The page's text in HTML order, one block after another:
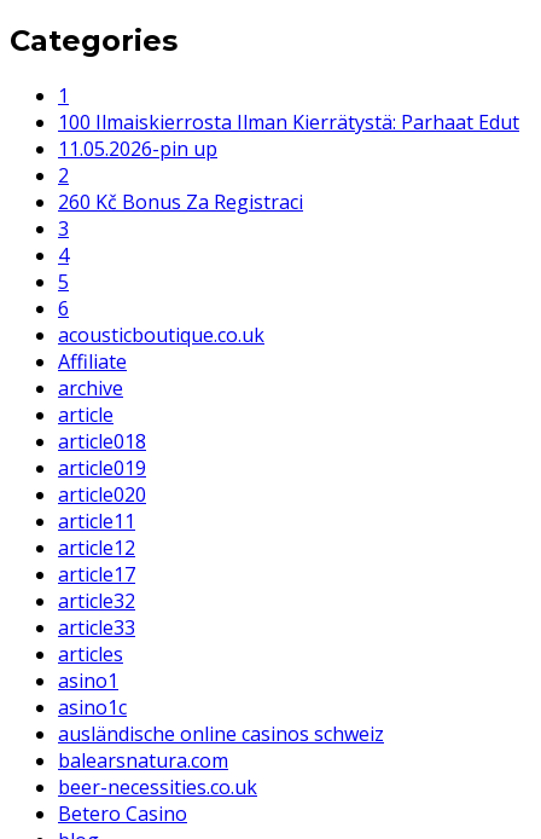
Categories
1
100 Ilmaiskierrosta Ilman Kierrätystä: Parhaat Edut
11.05.2026-pin up
2
260 Kč Bonus Za Registraci
3
4
5
6
acousticboutique.co.uk
Affiliate
archive
article
article018
article019
article020
article11
article12
article17
article32
article33
articles
asino1
asino1c
ausländische online casinos schweiz
balearsnatura.com
beer-necessities.co.uk
Betero Casino